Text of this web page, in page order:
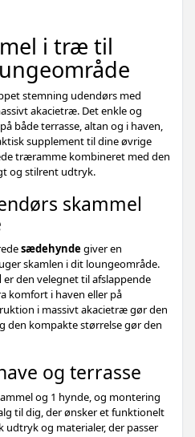
i træ til
stemning udendørs med
akacietræ. Det enkle og
både terrasse, altan og i haven,
supplement til dine øvrige
træramme kombineret med den
og stilrent udtryk.
skammel
sædehyndegiver en
skamlen i dit loungeområde.
er den velegnet til afslappende
komfort i haven eller på
i massivt akacietræ gør den
den kompakte størrelse gør den
og terrasse
og 1 hynde, og montering
til dig, der ønsker et funktionelt
udtryk og materialer, der passer